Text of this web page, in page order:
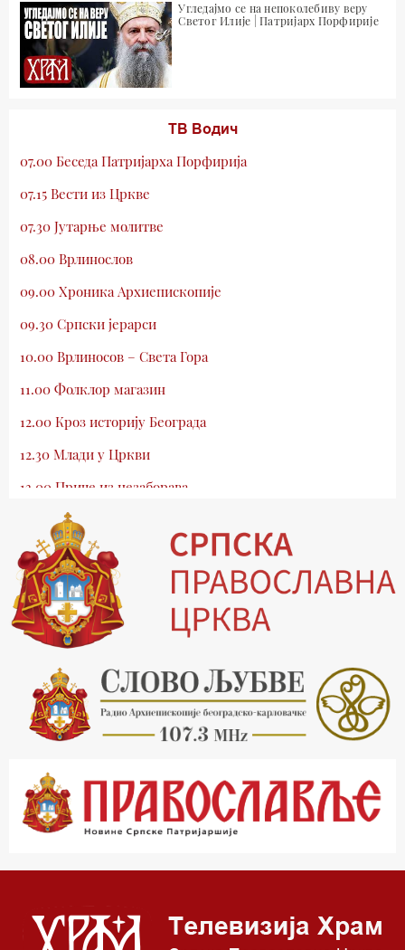
Угледајмо се на непоколебиву веру
Светог Илије | Патријарх Порфирије
ТВ Водич
07.00 Беседа Патријарха Порфирија
07.15 Вести из Цркве
07.30 Јутарње молитве
08.00 Врлинослов
09.00 Хроника Архиепископије
09.30 Српски јерарси
10.00 Врлиносов – Света Гора
11.00 Фолклор магазин
12.00 Кроз историју Београда
12.30 Млади у Цркви
13.00 Приче из незаборава
13.30 Храм културе
14.00 Питања и одговори
15.03 Беседа Патријарха Порфирија
15.15 Молитве
15.30 Манастири на Косову и Метохији
16.03 Српска историјска читанка
16.30 Тврђаве Дунава
17.03 Бит – емисија Ненада Гугла
17.30 Приче из незаборава
18.03 Врлинослов
20.15 Реч архијереја